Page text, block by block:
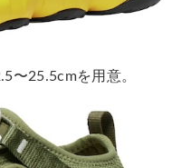
〜25.5cmを用意。